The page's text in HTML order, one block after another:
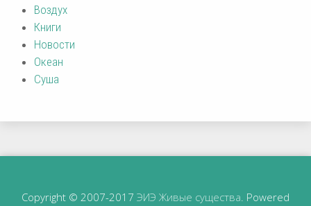
Воздух
Книги
Новости
Океан
Суша
Copyright © 2007-2017 ЭИЭ Живые существа . Powered